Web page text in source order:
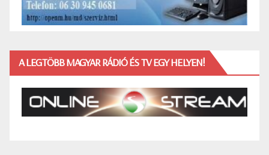
A LEGTÖBB MAGYAR RÁDIÓ ÉS TV EGY HELYEN!